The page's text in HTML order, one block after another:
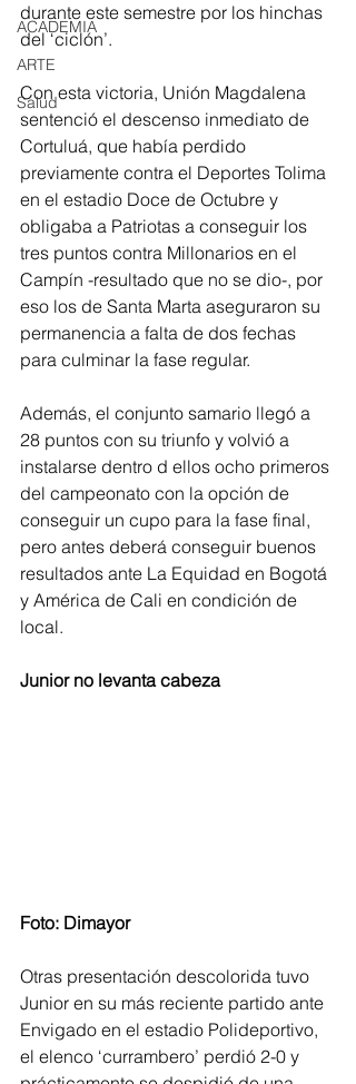
ACADEMIA
ARTE
Salud
durante este semestre por los hinchas
del ‘ciclón’.
Con esta victoria, Unión Magdalena
sentenció el descenso inmediato de
Cortuluá, que había perdido
previamente contra el Deportes Tolima
en el estadio Doce de Octubre y
obligaba a Patriotas a conseguir los
tres puntos contra Millonarios en el
Campín -resultado que no se dio-, por
eso los de Santa Marta aseguraron su
permanencia a falta de dos fechas
para culminar la fase regular.
Además, el conjunto samario llegó a
28 puntos con su triunfo y volvió a
instalarse dentro d ellos ocho primeros
del campeonato con la opción de
conseguir un cupo para la fase final,
pero antes deberá conseguir buenos
resultados ante La Equidad en Bogotá
y América de Cali en condición de
local.
Junior no levanta cabeza
Foto: Dimayor
Otras presentación descolorida tuvo
Junior en su más reciente partido ante
Envigado en el estadio Polideportivo,
el elenco ‘currambero’ perdió 2-0 y